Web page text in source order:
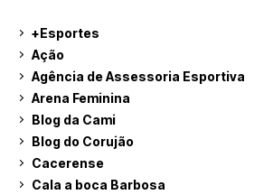
+Esportes
Ação
Agência de Assessoria Esportiva
Arena Feminina
Blog da Cami
Blog do Corujão
Cacerense
Cala a boca Barbosa